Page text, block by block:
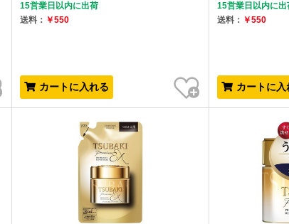
15営業日以内に出荷
送料： ￥550
カートに入れる
お気に入り
15営業日以内に出
送料： ￥550
カートに入